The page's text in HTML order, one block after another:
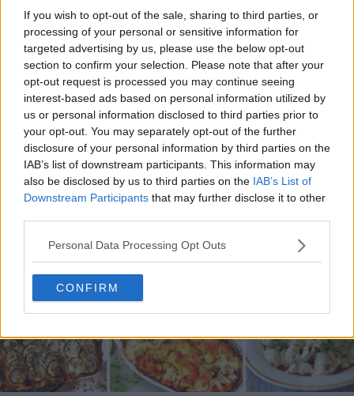
If you wish to opt-out of the sale, sharing to third parties, or
processing of your personal or sensitive information for
targeted advertising by us, please use the below opt-out
section to confirm your selection. Please note that after your
opt-out request is processed you may continue seeing
interest-based ads based on personal information utilized by
us or personal information disclosed to third parties prior to
your opt-out. You may separately opt-out of the further
disclosure of your personal information by third parties on the
IAB’s list of downstream participants. This information may
also be disclosed by us to third parties on the IAB’s List of
Downstream Participants that may further disclose it to other
Personal Data Processing Opt Outs
CONFIRM
20 de rețete de salate de vară fără prelucrare termică
06.08.2026